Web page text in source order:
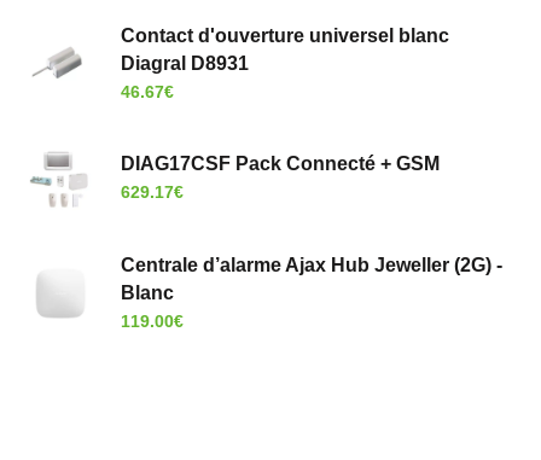
Contact d'ouverture universel blanc
Diagral D8931
46.67€
DIAG17CSF Pack Connecté + GSM
629.17€
Centrale d’alarme Ajax Hub Jeweller (2G) -
Blanc
119.00€